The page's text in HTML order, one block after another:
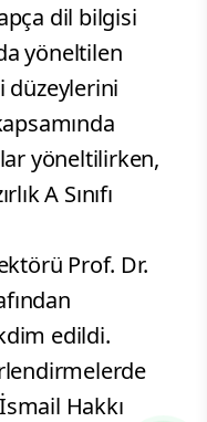
dil bilgisi
yöneltilen
düzeylerini
yöneltilirken,
A Sınıfı
Prof. Dr.
edildi.
Hakkı